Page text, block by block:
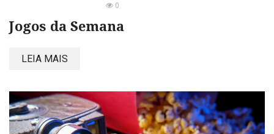
0
Jogos da Semana
LEIA MAIS